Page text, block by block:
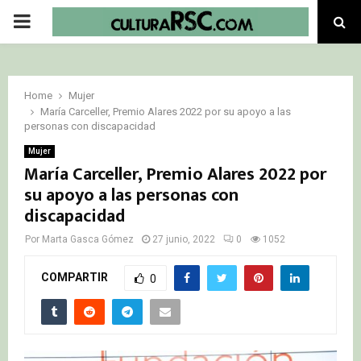
PRIMARY
Home
Mujer
María Carceller, Premio Alares 2022 por su apoyo a las
personas con discapacidad
Mujer
María Carceller, Premio Alares 2022 por
su apoyo a las personas con
discapacidad
Por Marta Gasca Gómez 27 junio, 2022 0 1052
COMPARTIR 0